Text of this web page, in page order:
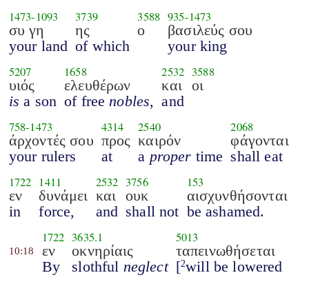
1473-1093
συ γη
your land
3739
ης
of which
3588
ο
935-1473
βασιλεύς σου
your king
5207
υιός
is a son
1658
ελευθέρων
of free nobles,
2532
και
and
3588
οι
758-1473
άρχοντές σου
your rulers
4314
προς
at
2540
καιρόν
a proper time
2068
φάγονται
shall eat
1722
εν
in
1411
δυνάμει
force,
2532
και
and
3756
ουκ
shall not
153
αισχυνθήσονται
be ashamed.
10:18
1722
εν
By
3635.1
οκνηρίαις
slothful neglect
5013
ταπεινωθήσεται
[2will be lowered